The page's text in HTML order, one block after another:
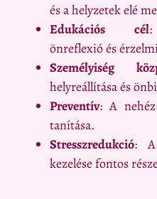
és a helyzetek elé
Edukációs cél:
önreflexió és
Személyiség
helyreállítása és
Preventív: A nehéz
tanítása.
Stresszredukció: A
kezelése fontos